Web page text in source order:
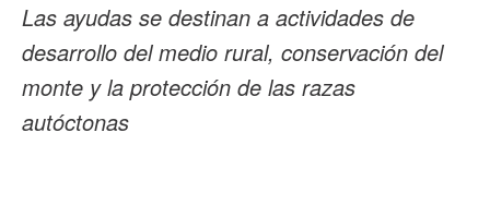
Las ayudas se destinan a actividades de
desarrollo del medio rural, conservación del
monte y la protección de las razas
autóctonas